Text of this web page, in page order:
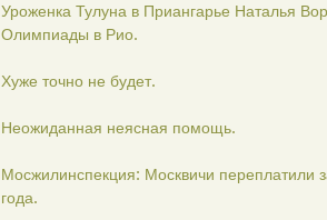
Уроженка Тулуна в Приангарье Наталья
Олимпиады в Рио.
Хуже точно не будет.
Неожиданная неясная помощь.
Мосжилинспекция: Москвичи переплатили
года.